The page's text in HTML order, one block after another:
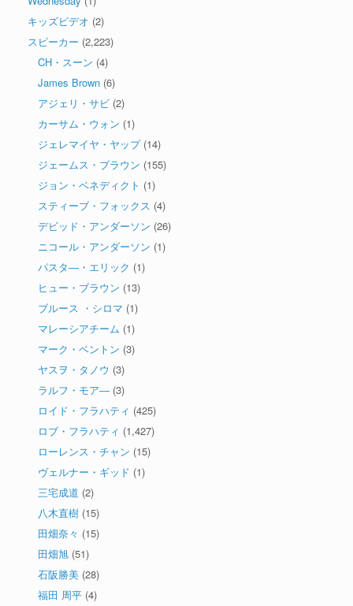
キッズビデオ (2)
スピーカー (2,223)
CH・スーン (4)
James Brown (6)
アジェリ・サビ (2)
カーサム・ウォン (1)
ジェレマイヤ・ヤップ(14)
ジェームス・ブラウン (155)
ジョン・ベネディクト (1)
スティーブ・フォックス (4)
デビッド・アンダーソン (26)
ニコール・アンダーソン (1)
パスタ―・エリック (1)
ヒュー・ブラウン (13)
ブルース ・シロマ (1)
マレーシアチーム (1)
マーク・ベントン (3)
ヤスヲ・タノウ (3)
ラルフ・モア― (3)
ロイド・フラハティ (425)
ロブ・フラハティ (1,427)
ローレンス・チャン (15)
ヴェルナー・ギッド (1)
三宅成道 (2)
八木直樹 (15)
田畑奈々 (15)
田畑旭 (51)
石阪勝美 (28)
福田 周平 (4)